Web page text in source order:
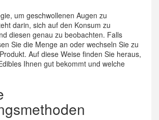
um geschwollenen Augen zu
darin, sich auf den Konsum zu
diesen genau zu beobachten. Falls
Sie die Menge an oder wechseln Sie zu
Auf diese Weise finden Sie heraus,
Ihnen gut bekommt und welche